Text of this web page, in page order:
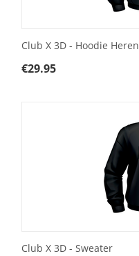
Club X 3D - Hoodie Heren
€29.95
Club X 3D - Sweater